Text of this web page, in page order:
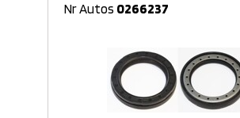
Nr Autos 0266237